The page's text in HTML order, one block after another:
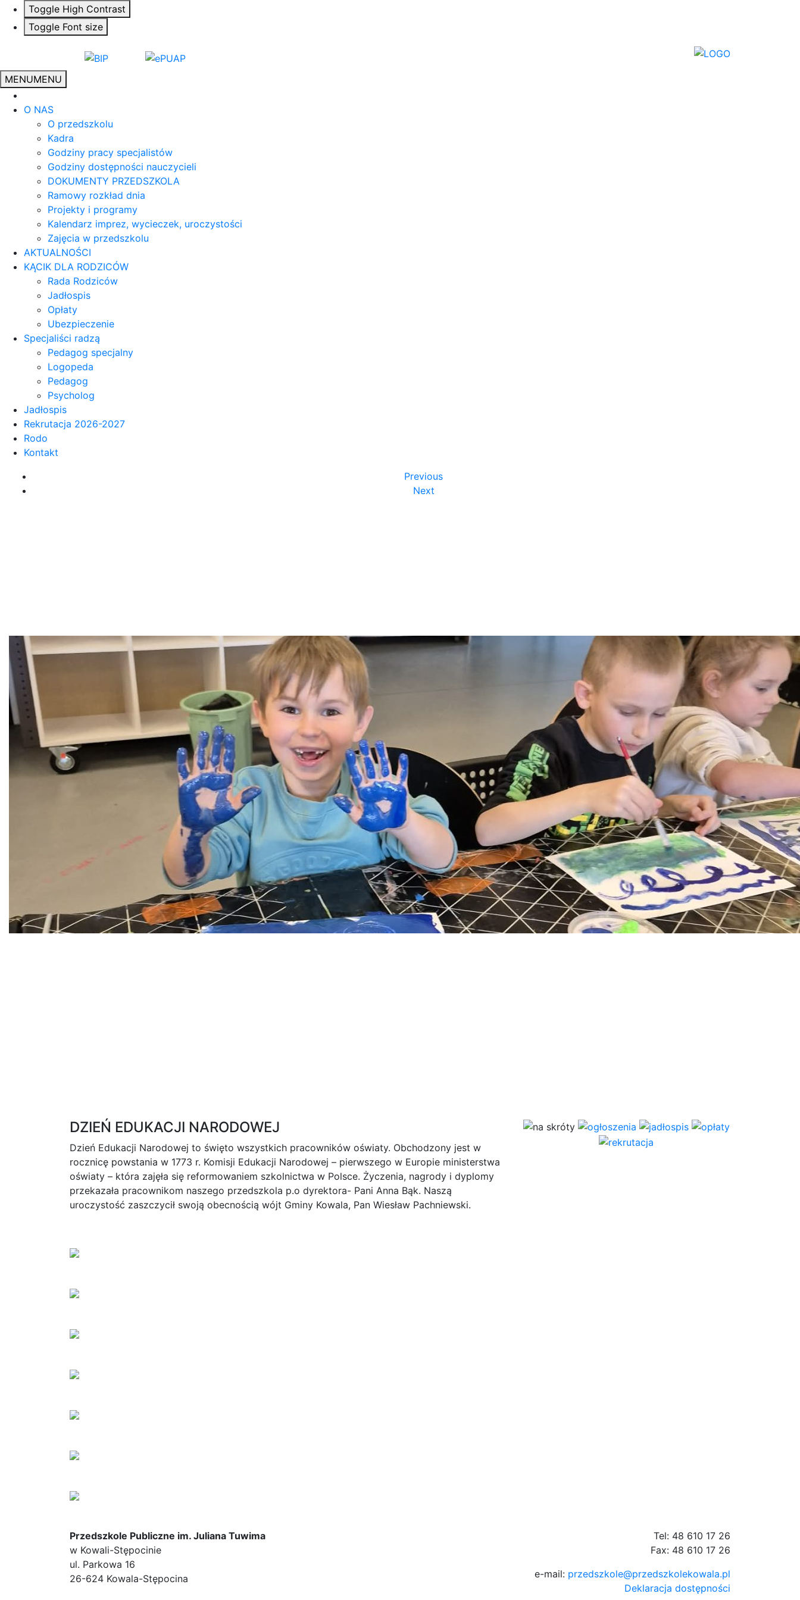
Toggle High Contrast
Toggle Font size
MENUMENU
O NAS
O przedszkolu
Kadra
Godziny pracy specjalistów
Godziny dostępności nauczycieli
DOKUMENTY PRZEDSZKOLA
Ramowy rozkład dnia
Projekty i programy
Kalendarz imprez, wycieczek, uroczystości
Zajęcia w przedszkolu
AKTUALNOŚCI
KĄCIK DLA RODZICÓW
Rada Rodziców
Jadłospis
Opłaty
Ubezpieczenie
Specjaliści radzą
Pedagog specjalny
Logopeda
Pedagog
Psycholog
Jadłospis
Rekrutacja 2026-2027
Rodo
Kontakt
Previous
Next
DZIEŃ EDUKACJI NARODOWEJ
Dzień Edukacji Narodowej to święto wszystkich pracowników oświaty. Obchodzony jest w
rocznicę powstania w 1773 r. Komisji Edukacji Narodowej – pierwszego w Europie ministerstwa
oświaty – która zajęła się reformowaniem szkolnictwa w Polsce. Życzenia, nagrody i dyplomy
przekazała pracownikom naszego przedszkola p.o dyrektora- Pani Anna Bąk. Naszą
uroczystość zaszczycił swoją obecnością wójt Gminy Kowala, Pan Wiesław Pachniewski.
Przedszkole Publiczne im. Juliana Tuwima
w Kowali-Stępocinie
ul. Parkowa 16
26-624 Kowala-Stępocina
Tel: 48 610 17 26
Fax: 48 610 17 26
e-mail: przedszkole@przedszkolekowala.pl
Deklaracja dostępności